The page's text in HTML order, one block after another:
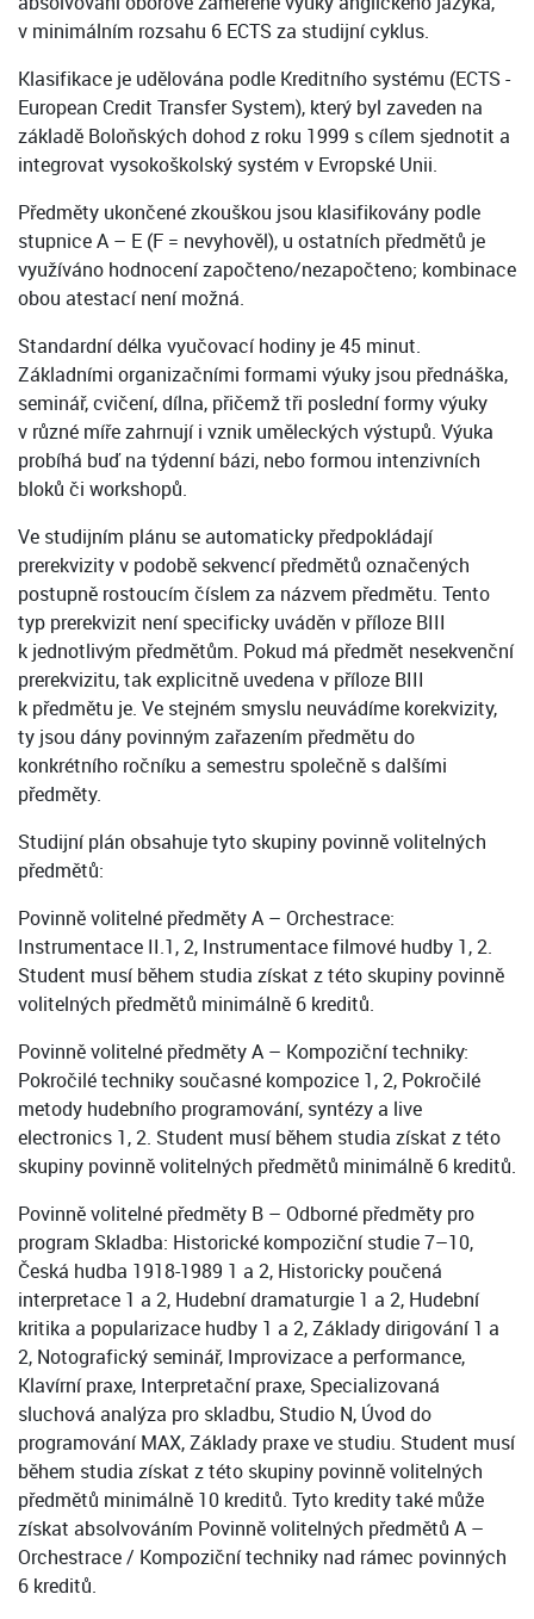
v minimálním rozsahu 6 ECTS za studijní cyklus.
Klasifikace je udělována podle Kreditního systému (ECTS -
European Credit Transfer System), který byl zaveden na
základě Boloňských dohod z roku 1999 s cílem sjednotit a
integrovat vysokoškolský systém v Evropské Unii.
Předměty ukončené zkouškou jsou klasifikovány podle
stupnice A – E (F = nevyhověl), u ostatních předmětů je
využíváno hodnocení započteno/nezapočteno; kombinace
obou atestací není možná.
Standardní délka vyučovací hodiny je 45 minut.
Základními organizačními formami výuky jsou přednáška,
seminář, cvičení, dílna, přičemž tři poslední formy výuky
v různé míře zahrnují i vznik uměleckých výstupů. Výuka
probíhá buď na týdenní bázi, nebo formou intenzivních
bloků či workshopů.
Ve studijním plánu se automaticky předpokládají
prerekvizity v podobě sekvencí předmětů označených
postupně rostoucím číslem za názvem předmětu. Tento
typ prerekvizit není specificky uváděn v příloze BIII
k jednotlivým předmětům. Pokud má předmět nesekvenční
prerekvizitu, tak explicitně uvedena v příloze BIII
k předmětu je. Ve stejném smyslu neuvádíme korekvizity,
ty jsou dány povinným zařazením předmětu do
konkrétního ročníku a semestru společně s dalšími
předměty.
Studijní plán obsahuje tyto skupiny povinně volitelných
předmětů:
Povinně volitelné předměty A – Orchestrace:
Instrumentace II.1, 2, Instrumentace filmové hudby 1, 2.
Student musí během studia získat z této skupiny povinně
volitelných předmětů minimálně 6 kreditů.
Povinně volitelné předměty A – Kompoziční techniky:
Pokročilé techniky současné kompozice 1, 2, Pokročilé
metody hudebního programování, syntézy a live
electronics 1, 2. Student musí během studia získat z této
skupiny povinně volitelných předmětů minimálně 6 kreditů.
Povinně volitelné předměty B – Odborné předměty pro
program Skladba: Historické kompoziční studie 7–10,
Česká hudba 1918-1989 1 a 2, Historicky poučená
interpretace 1 a 2, Hudební dramaturgie 1 a 2, Hudební
kritika a popularizace hudby 1 a 2, Základy dirigování 1 a
2, Notografický seminář, Improvizace a performance,
Klavírní praxe, Interpretační praxe, Specializovaná
sluchová analýza pro skladbu, Studio N, Úvod do
programování MAX, Základy praxe ve studiu. Student musí
během studia získat z této skupiny povinně volitelných
předmětů minimálně 10 kreditů. Tyto kredity také může
získat absolvováním Povinně volitelných předmětů A –
Orchestrace / Kompoziční techniky nad rámec povinných
6 kreditů.